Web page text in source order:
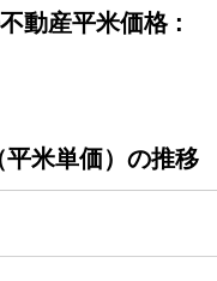
動産平米価格 :
米単価）の推移